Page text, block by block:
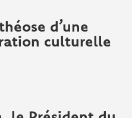
d’une
culturelle